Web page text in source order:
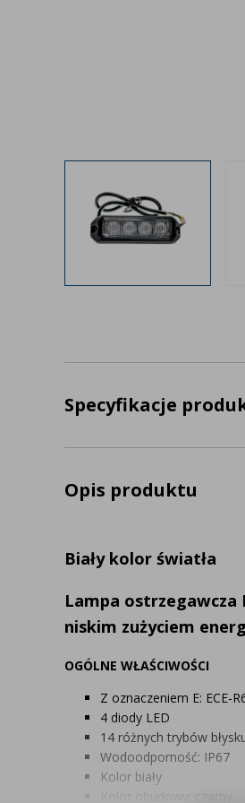
Specyfikacje
Opis produktu
Biały kolor światła
Lampa
niskim zużyciem
OGÓLNE WŁAŚCIWOŚCI
Z oznaczeniem E: ECE-
4 diody LED
14 różnych trybów
Wodoodporność: IP67
Kolor biały
Kolor obudowy: czarny